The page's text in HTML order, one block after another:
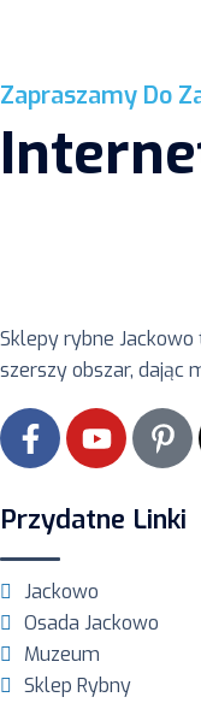
Zapraszamy Do
Sklepy rybne
szerszy obszar, dając
Przydatne Linki
Jackowo
Osada Jackowo
Muzeum
Sklep Rybny